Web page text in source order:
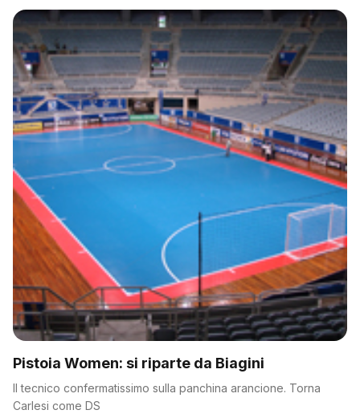
Pistoia Women: si riparte da Biagini
Il tecnico confermatissimo sulla panchina arancione. Torna
Carlesi come DS